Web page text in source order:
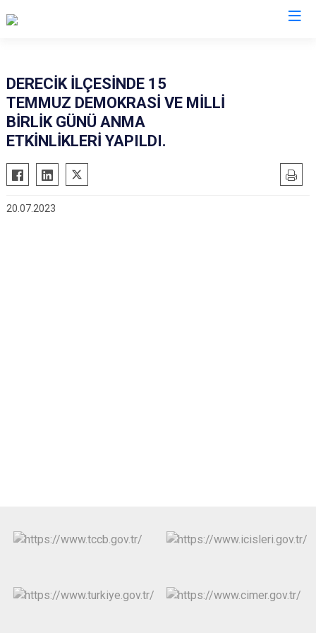
Çukurca
Şemdinli
Derecik
DERECİK İLÇESİNDE 15
TEMMUZ DEMOKRASİ VE MİLLİ
BİRLİK GÜNÜ ANMA
ETKİNLİKLERİ YAPILDI.
20.07.2023